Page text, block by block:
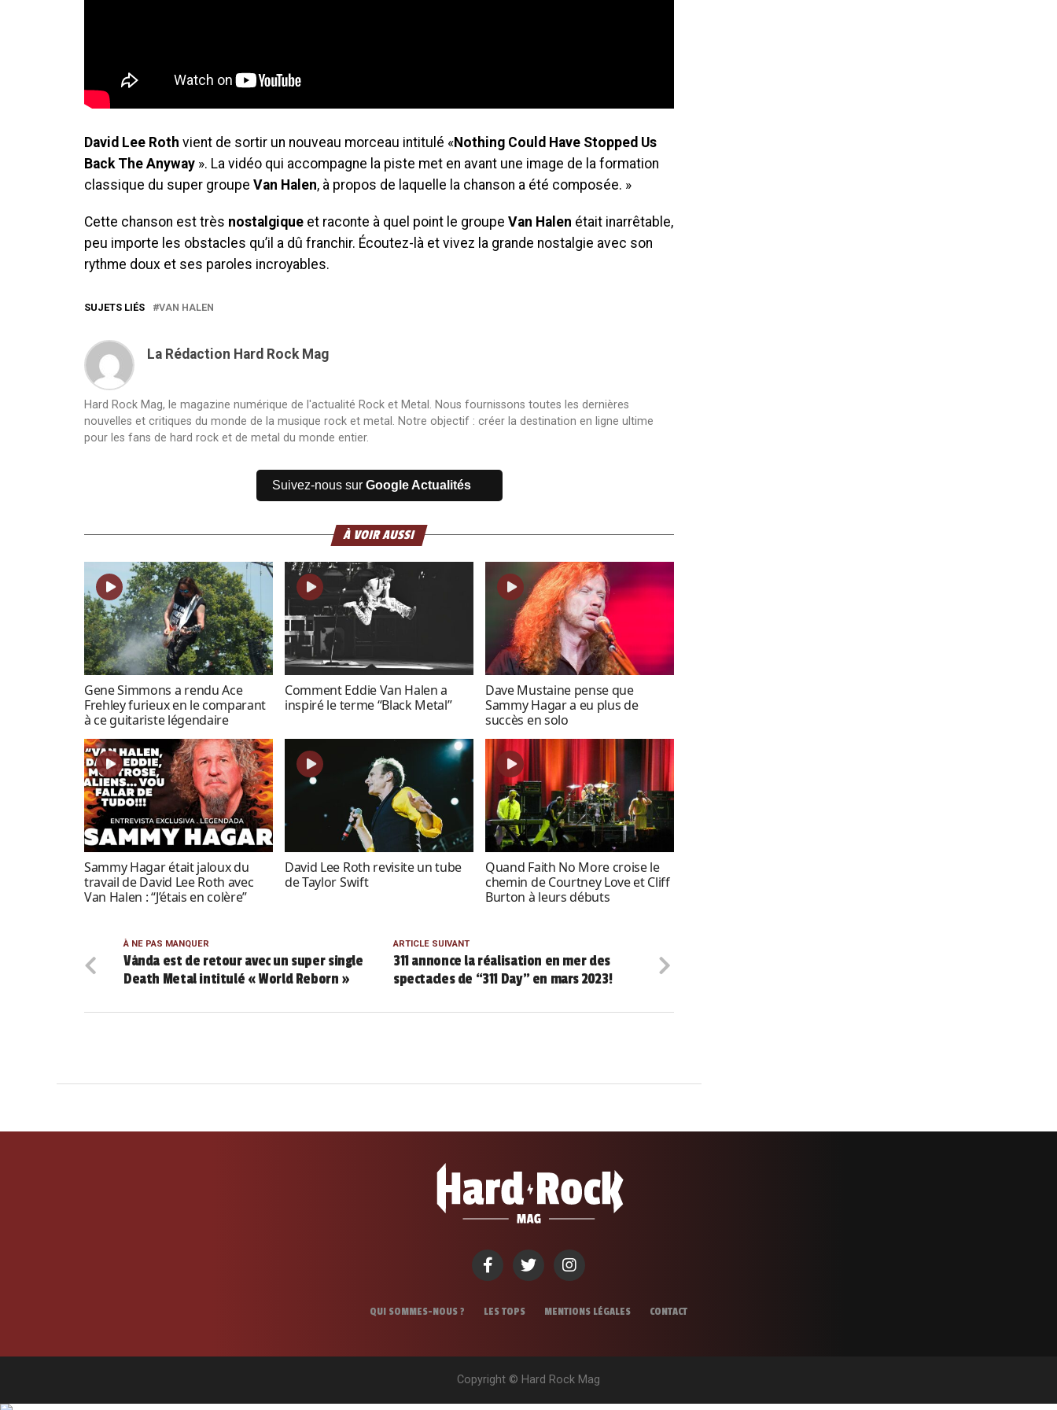
David Lee Roth vient de sortir un nouveau morceau intitulé «Nothing Could Have Stopped Us
Back The Anyway ». La vidéo qui accompagne la piste met en avant une image de la formation
classique du super groupe Van Halen, à propos de laquelle la chanson a été composée. »
Cette chanson est très nostalgique et raconte à quel point le groupe Van Halen était inarrêtable,
peu importe les obstacles qu’il a dû franchir. Écoutez-là et vivez la grande nostalgie avec son
rythme doux et ses paroles incroyables.
SUJETS LIÉS VAN HALEN
La Rédaction Hard Rock Mag
Hard Rock Mag, le magazine numérique de l'actualité Rock et Metal. Nous fournissons toutes les dernières
nouvelles et critiques du monde de la musique rock et metal. Notre objectif : créer la destination en ligne ultime
pour les fans de hard rock et de metal du monde entier.
Suivez-nous sur Google Actualités
À VOIR AUSSI
Gene Simmons a rendu Ace
Frehley furieux en le comparant
à ce guitariste légendaire
Comment Eddie Van Halen a
inspiré le terme “Black Metal”
Dave Mustaine pense que
Sammy Hagar a eu plus de
succès en solo
Sammy Hagar était jaloux du
travail de David Lee Roth avec
Van Halen : “J’étais en colère”
David Lee Roth revisite un tube
de Taylor Swift
Quand Faith No More croise le
chemin de Courtney Love et Cliff
Burton à leurs débuts
ARTICLE SUIVANT
311 annonce la réalisation en mer des
spectacles de “311 Day” en mars 2023!
À NE PAS MANQUER
Vånda est de retour avec un super single
Death Metal intitulé « World Reborn »
QUI SOMMES-NOUS ? LES TOPS MENTIONS LÉGALES CONTACT
Copyright © Hard Rock Mag